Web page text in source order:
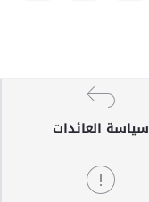
سياسة العائدات